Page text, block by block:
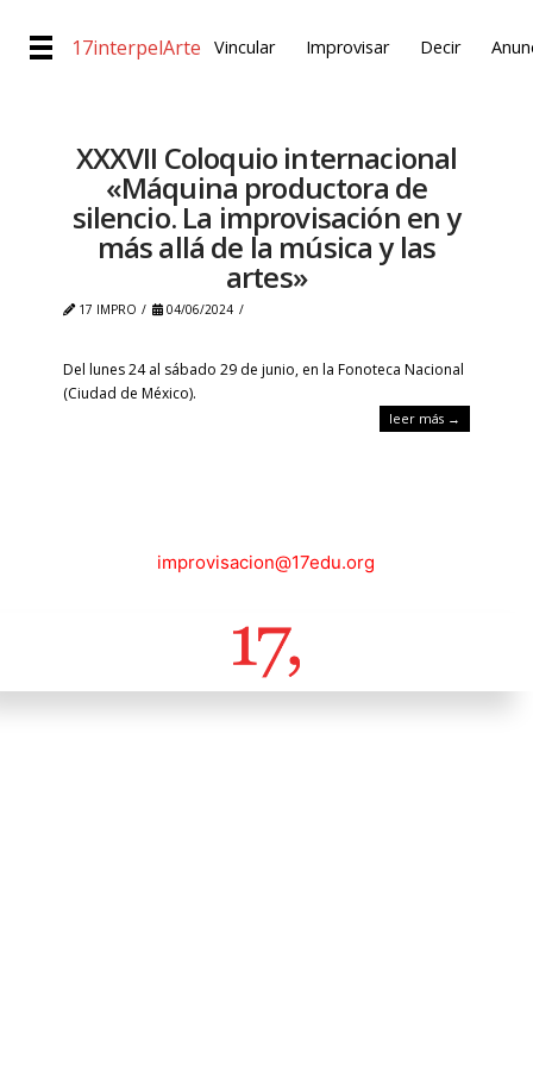
17interpelArte Vincular Improvisar Decir
XXXVII Coloquio internacional
«Máquina productora de
silencio. La improvisación en y
más allá de la música y las
artes»
17 IMPRO 04/06/2024
Del lunes 24 al sábado 29 de junio, en la Fonoteca Nacional
(Ciudad de México).
leer más →
improvisacion@17edu.org